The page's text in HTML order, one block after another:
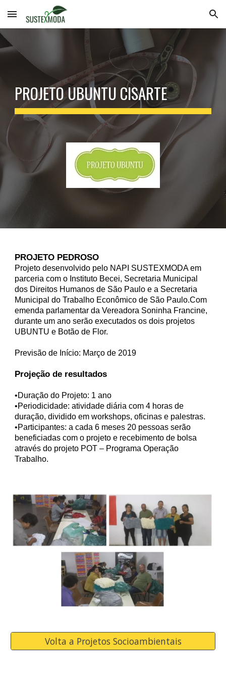
Skip to main content Skip to navigation
PROJETO UBUNTU CISARTE
PROJETO PEDROSO
Projeto desenvolvido pelo NAPI SUSTEXMODA em
parceria com o Instituto Becei, Secretaria Municipal
dos Direitos Humanos de São Paulo e a Secretaria
Municipal do Trabalho Econômico de São Paulo.Com
emenda parlamentar da Vereadora Soninha Francine,
durante um ano serão executados os dois projetos
UBUNTU e Botão de Flor.
Previsão de Início: Março de 2019
Projeção de resultados
•Duração do Projeto: 1 ano
•Periodicidade: atividade diária com 4 horas de
duração, dividido em workshops, oficinas e palestras.
•Participantes: a cada 6 meses 20 pessoas serão
beneficiadas com o projeto e recebimento de bolsa
através do projeto POT – Programa Operação
Trabalho.
Volta a Projetos Socioambientais